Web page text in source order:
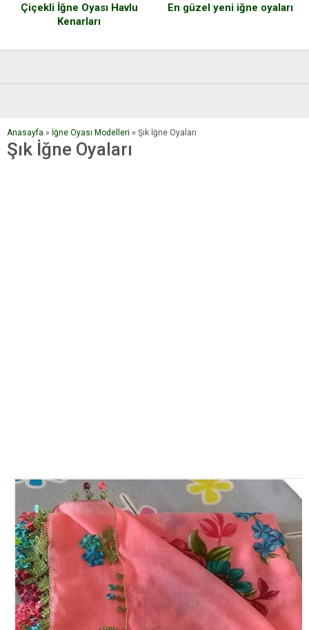
Çiçekli İğne Oyası Havlu
Kenarları
En güzel yeni iğne oyaları
Anasayfa » İğne Oyası Modelleri » Şık İğne Oyaları
Şık İğne Oyaları